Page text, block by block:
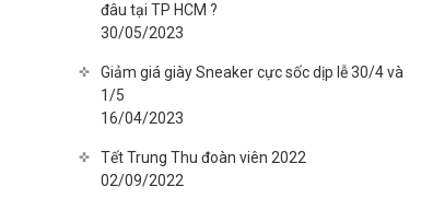
đâu tại TP HCM ?
30/05/2023
Giảm giá giày Sneaker cực sốc dịp lễ 30/4 và
1/5
16/04/2023
Tết Trung Thu đoàn viên 2022
02/09/2022